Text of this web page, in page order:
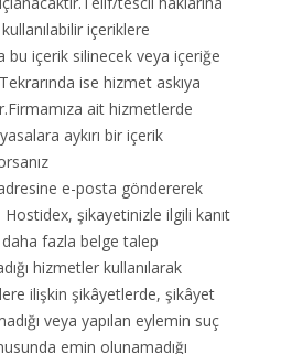
içeriklere
bu içerik silinecek veya içeriğe
ise hizmet askıya
ait hizmetlerde
aykırı bir içerik
e-posta göndererek
şikayetinizle ilgili kanıt
fazla belge talep
hizmetler kullanılarak
ilişkin şikâyetlerde, şikâyet
veya yapılan eylemin suç
emin olunamadığı